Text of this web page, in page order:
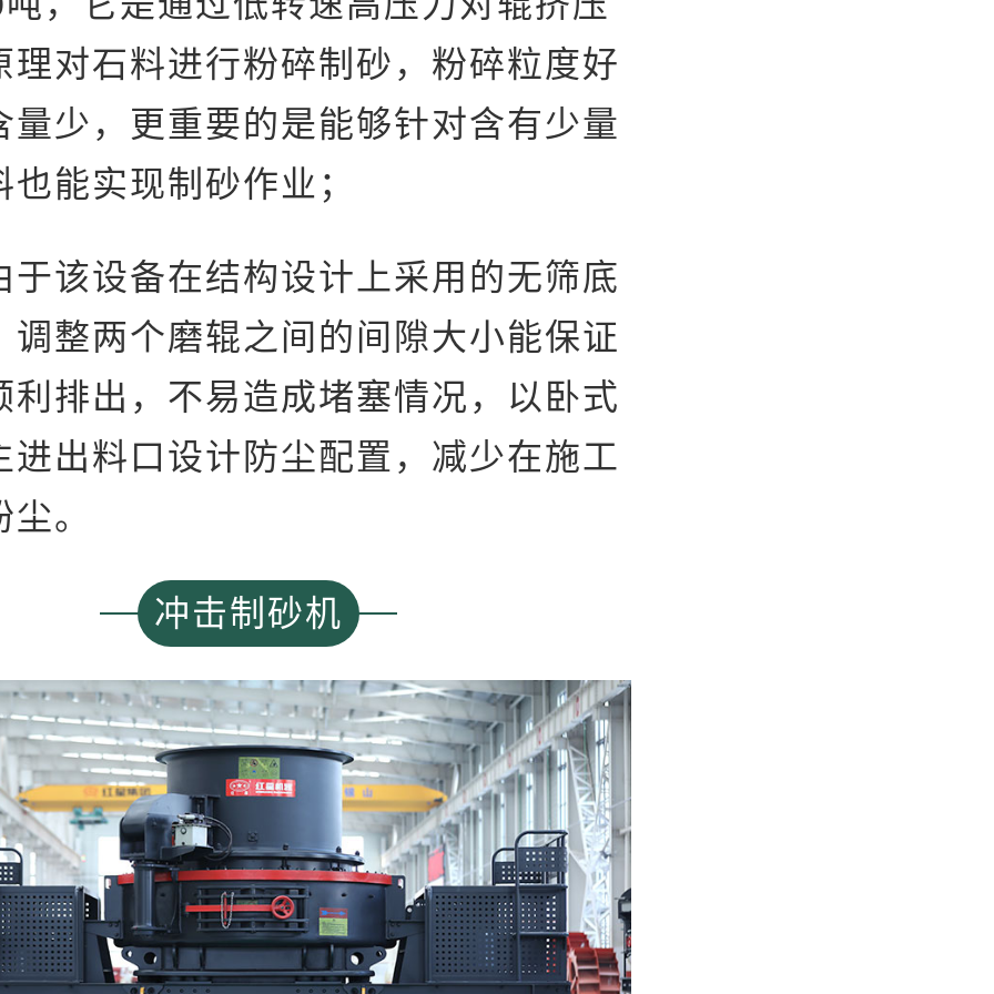
理对石料进行粉碎制砂，粉碎粒度好
量少，更重要的是能够针对含有少量
能实现制砂作业；
于该设备在结构设计上采用的无筛底
调整两个磨辊之间的间隙大小能保证
利排出，不易造成堵塞情况，以卧式
进出料口设计防尘配置，减少在施工
。
冲击制砂机